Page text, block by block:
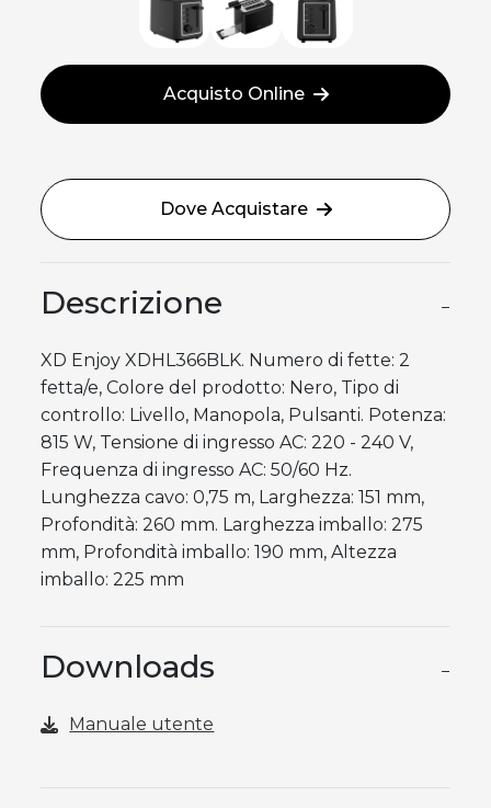
Acquisto Online
Dove Acquistare
Descrizione −
XD Enjoy XDHL366BLK. Numero di fette: 2
fetta/e, Colore del prodotto: Nero, Tipo di
controllo: Livello, Manopola, Pulsanti. Potenza:
815 W, Tensione di ingresso AC: 220 - 240 V,
Frequenza di ingresso AC: 50/60 Hz.
Lunghezza cavo: 0,75 m, Larghezza: 151 mm,
Profondità: 260 mm. Larghezza imballo: 275
mm, Profondità imballo: 190 mm, Altezza
imballo: 225 mm
Downloads −
Manuale utente